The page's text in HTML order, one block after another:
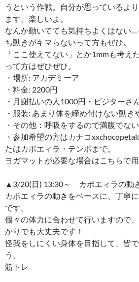
うという作戦。自分が思っているよ
ます。楽しいよ。
なんか動いてても気持ちよくはない
ち動きがキマらないって方もぜひ。
「ここ使えてない」とか1mmも考え
って方はぜひぜひ。
・場所: アカデミーア
・料金: 2200円
・月謝払いの人1000円・ビジターさ
・服装: あまり体を締め付けない動き
・その他：呼吸をするので満腹でな
・参加希望の方はカナコ
たはカポエィラ・テンポまで。
ヨガマットが必要な場合はこちらで用
▲3/20(日) 13:30～ カポエィラの動
カポエィラの動きをベースに、丁寧
です。
個々の体力に合わせて行いますので
かりでも大丈夫です！
怪我をしにくい身体を目指して、皆
う。
筋トレ